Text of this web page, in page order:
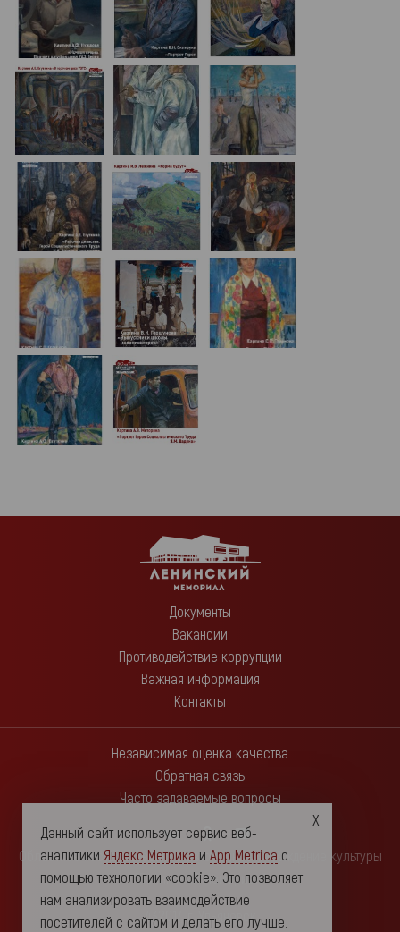
Документы
Вакансии
Противодействие коррупции
Важная информация
Контакты
Независимая оценка качества
Обратная связь
Часто задаваемые вопросы
Областное государственное автономное учреждение культуры
"Ленинский мемориал"
432017, г. Ульяновск
Данный сайт использует сервис веб-
аналитики Яндекс Метрика и App Metrica с
помощью технологии «cookie». Это позволяет
нам анализировать взаимодействие
посетителей с сайтом и делать его лучше.